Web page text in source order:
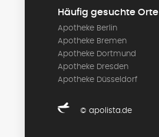
Häufig gesuchte Orte
Apotheke Berlin
Apotheke Bremen
Apotheke Dortmund
Apotheke Dresden
Apotheke Düsseldorf
© apolista.de